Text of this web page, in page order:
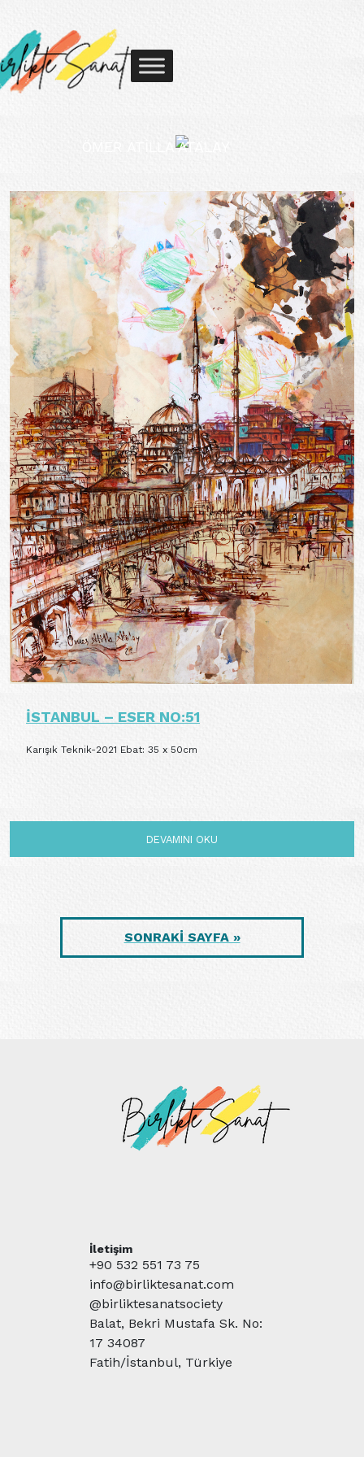
ÖMER ATILLA ATALAY
İSTANBUL – ESER NO:51
Karışık Teknik-2021 Ebat: 35 x 50cm
DEVAMINI OKU
SONRAKİ SAYFA »
İletişim
+90 532 551 73 75
info@birliktesanat.com
@birliktesanatsociety
Balat, Bekri Mustafa Sk. No:
17 34087
Fatih/İstanbul, Türkiye